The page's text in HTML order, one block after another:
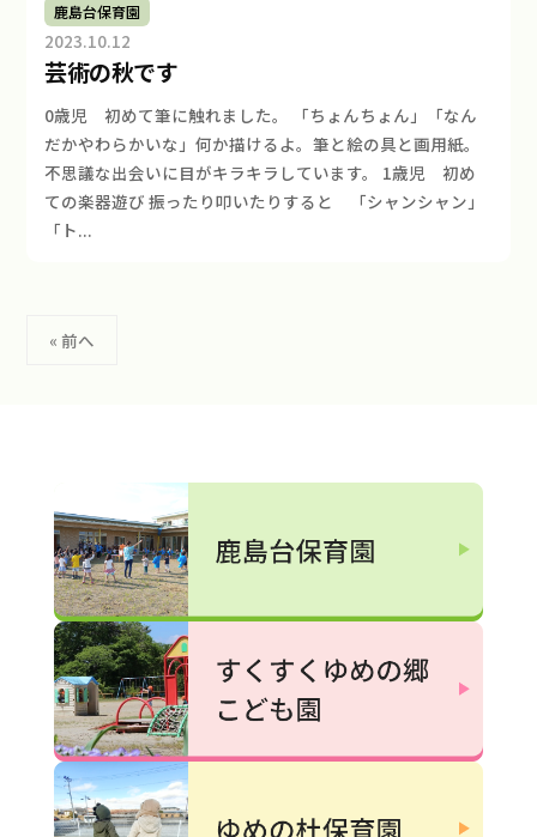
鹿島台保育園
2023.10.12
y
e
r
e
n
y
a
@
g
m
a
i
l
.
c
o
芸術の秋です
0歳児 初めて筆に触れました。 「ちょんちょん」「なん
だかやわらかいな」何か描けるよ。筆と絵の具と画用紙。
不思議な出会いに目がキラキラしています。 1歳児 初め
ての楽器遊び 振ったり叩いたりすると 「シャンシャン」
「ト...
« 前へ